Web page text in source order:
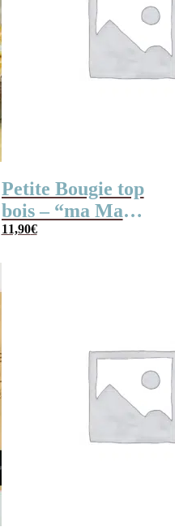
Petite Bougie top
bois – “ma Mamie
d’amour”
11,90€